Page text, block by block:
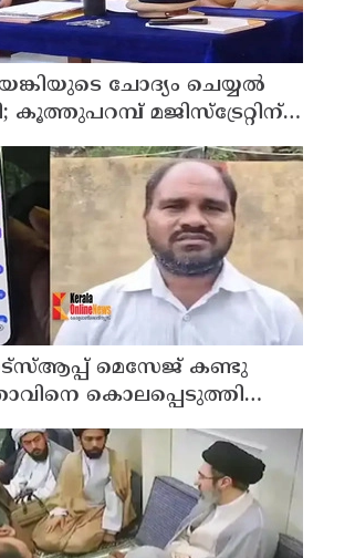
ചോദ്യം ചെയ്യല്‍
കൂത്തുപറമ്പ് മജിസ്ട്രേറ്റിന്
മെസേജ് കണ്ടു
കൊലപ്പെടുത്തി
മാറ്റാന്‍
പദ്ധതിയിട്ട യുവതിയും